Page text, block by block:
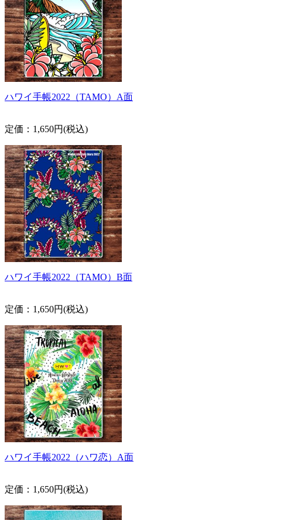
ハワイ手帳2022（TAMO）A面
定価：1,650円(税込)
ハワイ手帳2022（TAMO）B面
定価：1,650円(税込)
ハワイ手帳2022（ハワ恋）A面
定価：1,650円(税込)